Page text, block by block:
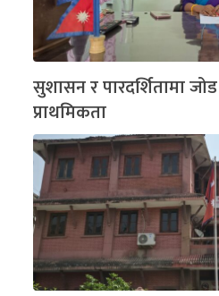
सुशासन र पारदर्शितामा
प्राथमिकता